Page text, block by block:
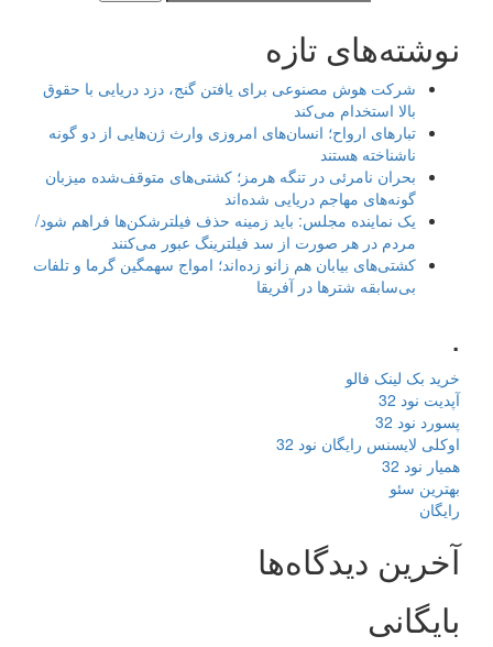
نوشته‌های تازه
شرکت هوش مصنوعی برای یافتن گنج، دزد دریایی با حقوق
بالا استخدام می‌کند
تبارهای ارواح؛ انسان‌های امروزی وارث ژن‌هایی از دو گونه
ناشناخته هستند
بحران نامرئی در تنگه هرمز؛ کشتی‌های متوقف‌شده میزبان
گونه‌های مهاجم دریایی شده‌اند
یک نماینده مجلس: باید زمینه حذف فیلترشکن‌ها فراهم شود/
مردم در هر صورت از سد فیلترینگ عبور می‌کنند
کشتی‌های بیابان هم زانو زده‌اند؛ امواج سهمگین گرما و تلفات
بی‌سابقه شترها در آفریقا
.
خرید بک لینک فالو
آپدیت نود 32
پسورد نود 32
اوکلی لایسنس رایگان نود 32
همیار نود 32
بهترین سئو
رایگان
آخرین دیدگاه‌ها
بایگانی